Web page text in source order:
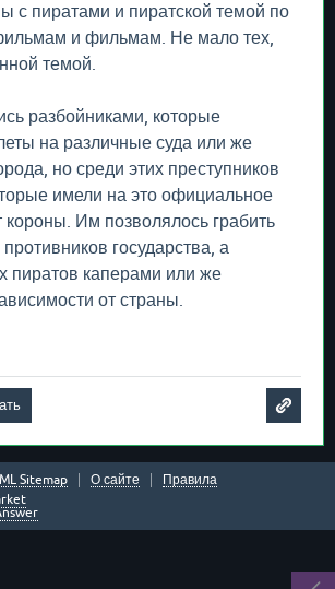
с пиратами и пиратской темой по
и фильмам. Не мало тех,
темой.
разбойниками, которые
на различные суда или же
но среди этих преступников
имели на это официальное
короны. Им позволялось грабить
государства, а
пиратов каперами или же
от страны.
Sitemap О сайте
Правила